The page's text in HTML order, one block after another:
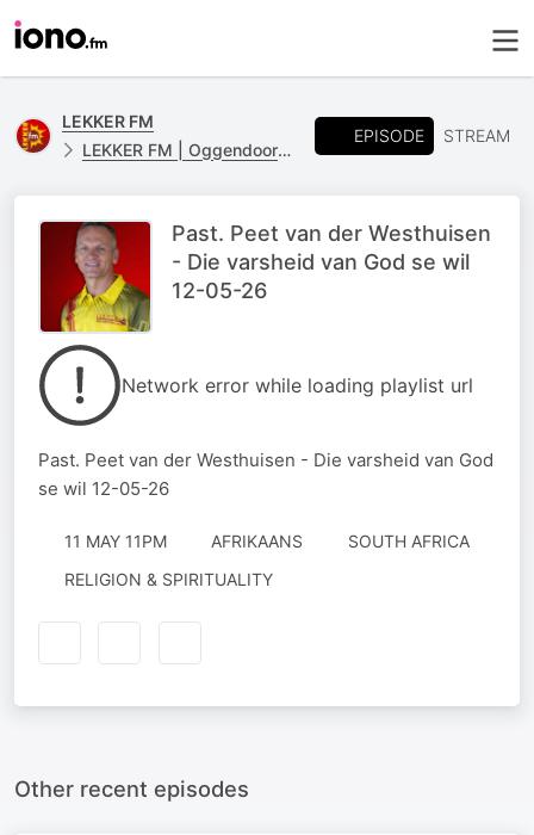
LEKKER FM
LEKKER FM | Oggendoordenkings
EPISODE STREAM
Past. Peet van der Westhuisen
- Die varsheid van God se wil
12-05-26
Network error while loading playlist url
Past. Peet van der Westhuisen - Die varsheid van God
se wil 12-05-26
11 MAY 11PM AFRIKAANS
SOUTH AFRICA
RELIGION & SPIRITUALITY
Other recent episodes